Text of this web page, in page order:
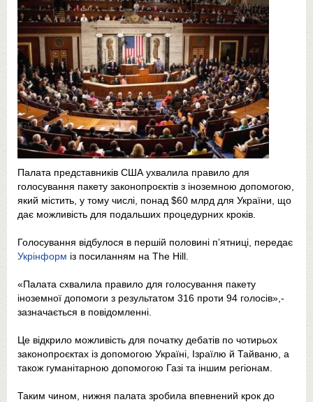
Палата представників США ухвалила правило для
голосування пакету законопроєктів з іноземною допомогою,
який містить, у тому числі, понад $60 млрд для України, що
дає можливість для подальших процедурних кроків.
Голосування відбулося в першій половині пʼятниці, передає
Укрінформ із посиланням на The Hill.
«Палата схвалила правило для голосування пакету
іноземної допомоги з результатом 316 проти 94 голосів»,-
зазначається в повідомленні.
Це відкрило можливість для початку дебатів по чотирьох
законопроєктах із допомогою Україні, Ізраїлю й Тайваню, а
також гуманітарною допомогою Газі та іншим регіонам.
Таким чином, нижня палата зробила впевнений крок до